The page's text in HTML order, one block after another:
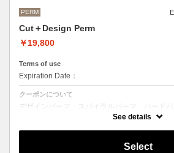
PERM
Cut＋Design Perm
￥19,800
Terms of use
Expiration Date：
クーポンについて
デザインパーマ、スパイラルパーマ、ハード
どをご希望の方はこちらのメニューをご選択く
●パーマはデザインによって施術時間、料金が
●髪の長さにより別途ロング料金を頂戴いたし
See details
Select